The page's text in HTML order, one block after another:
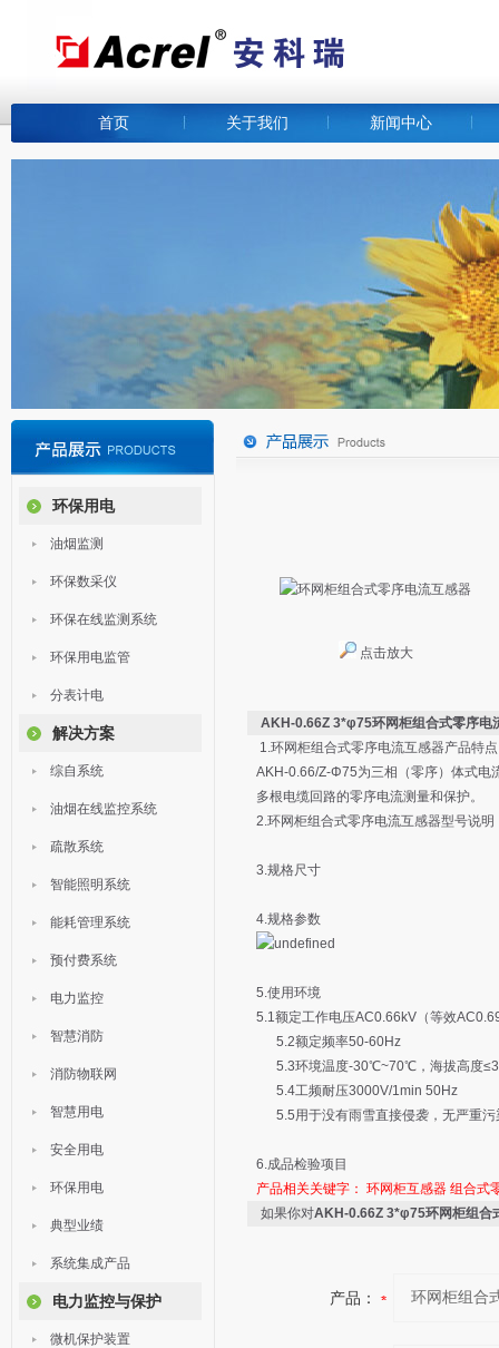
首页 关于我们 新闻中心
环保用电
油烟监测
环保数采仪
环保在线监测系统
环保用电监管
分表计电
解决方案
综自系统
油烟在线监控系统
疏散系统
智能照明系统
能耗管理系统
预付费系统
电力监控
智慧消防
消防物联网
智慧用电
安全用电
环保用电
典型业绩
系统集成产品
电力监控与保护
微机保护装置
点击放大
AKH-0.66Z 3*φ75环网柜组合式零序电
1.环网柜组合式零序电流互感器产品特点
AKH-0.66/Z-Φ75为三相（零序）体式电
多根电缆回路的零序电流测量和保护。
2.环网柜组合式零序电流互感器型号说明
3.规格尺寸
4.规格参数
5.使用环境
5.1额定工作电压AC0.66kV（等效
5.2额定频率50-60Hz
5.3环境温度-30℃~70℃，海拔高度
5.4工频耐压3000V/1min 50Hz
5.5用于没有雨雪直接侵袭，无严重污
6.成品检验项目
产品相关关键字： 环网柜互感器 组合式
如果你对AKH-0.66Z 3*φ75环网柜组合
产品：